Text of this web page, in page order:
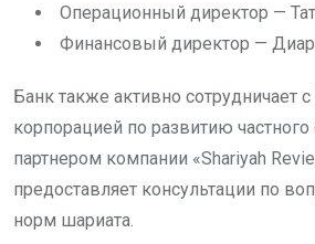
Операционный директор —
Финансовый директор —
Банк также активно сотрудничает
корпорацией по развитию частного
партнером компании «Shariyah
предоставляет консультации по
норм шариата.